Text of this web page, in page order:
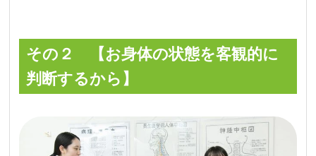
その２ 【お身体の状態を客観的に
判断するから】